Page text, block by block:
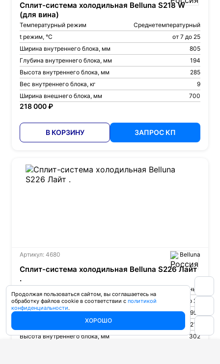
Сплит-система холодильная Belluna S218 W
(для вина)
Температурный режим
Среднетемпературный
t режим, °С
от 7 до 25
Ширина внутреннего блока, мм
805
Глубина внутреннего блока, мм
194
Высота внутреннего блока, мм
285
Вес внутреннего блока, кг
9
Ширина внешнего блока, мм
700
218 000 ₽
В КОРЗИНУ ЗАПРОС КП
Артикул: 4680 Belluna
Сплит-система холодильная Belluna S226 Лайт
.
Среднетемпературный
t режим, °С
от 2 до 22
Ширина внутреннего блока, мм
957
Глубина внутреннего блока, мм
213
Высота внутреннего блока, мм
302
Продолжая пользоваться сайтом, вы соглашаетесь на
обработку файлов cookie в соответствии с политикой
конфиденциальности.
ХОРОШО